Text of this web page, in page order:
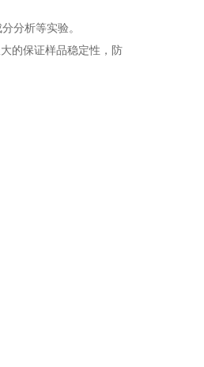
分析等实验。
的保证样品稳定性，防